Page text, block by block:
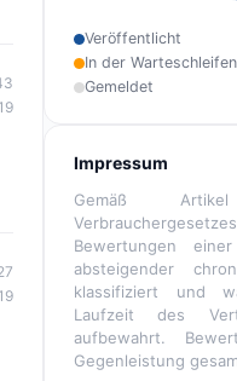
Veröffentlicht
In der Warteschleifen
Gemeldet
Impressum
Gemäß
Bewertungen
absteigender
klassifiziert und
Laufzeit des
aufbewahrt.
Gegenleistung